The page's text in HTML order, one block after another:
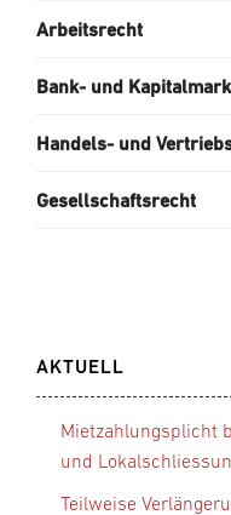
Arbeitsrecht
Bank- und
Handels- und
Gesellschaftsrecht
AKTUELL
Mietzahlungsplicht
und
Teilweise